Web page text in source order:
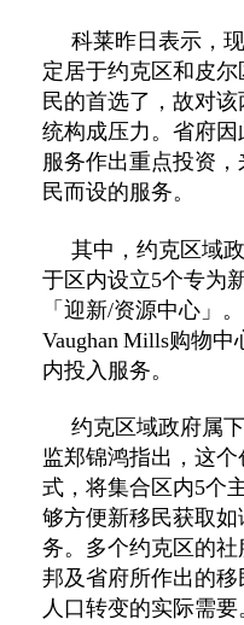
科莱昨日表示，
定居于约克区和皮
民的首选了，故对
统构成压力。省府
服务作出重点投资
民而设的服务。
其中，约克区域
于区内设立5个专为
「迎新/资源中心」
VaughanMills购物中
内投入服务。
约克区域政府属
监郑锦鸿指出，这
式，将集合区内5个
够方便新移民获取
务。多个约克区的
邦及省府所作出的
人口转变的实际需要